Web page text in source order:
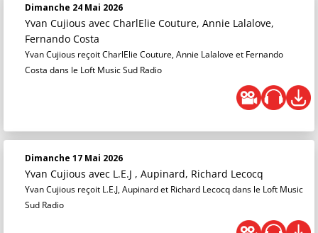
Dimanche 24 Mai 2026
Yvan Cujious avec CharlElie Couture, Annie Lalalove,
Fernando Costa
Yvan Cujious reçoit CharlElie Couture, Annie Lalalove et Fernando
Costa dans le Loft Music Sud Radio
Dimanche 17 Mai 2026
Yvan Cujious avec L.E.J , Aupinard, Richard Lecocq
Yvan Cujious reçoit L.E.J, Aupinard et Richard Lecocq dans le Loft Music
Sud Radio